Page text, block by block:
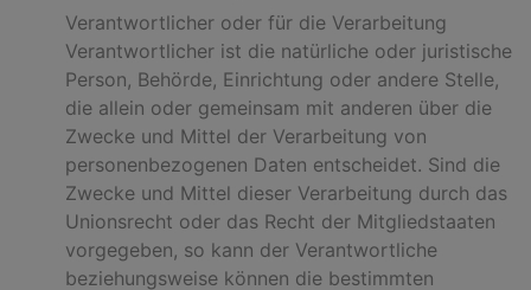
Verantwortlicher oder für die Verarbeitung
Verantwortlicher ist die natürliche oder juristische
Person, Behörde, Einrichtung oder andere Stelle,
die allein oder gemeinsam mit anderen über die
Zwecke und Mittel der Verarbeitung von
personenbezogenen Daten entscheidet. Sind die
Zwecke und Mittel dieser Verarbeitung durch das
Unionsrecht oder das Recht der Mitgliedstaaten
vorgegeben, so kann der Verantwortliche
beziehungsweise können die bestimmten